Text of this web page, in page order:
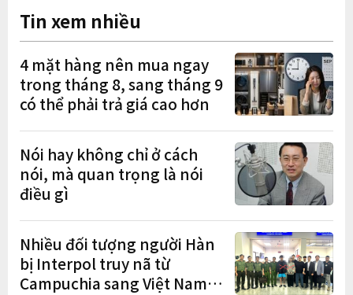
Tin xem nhiều
4 mặt hàng nên mua ngay
trong tháng 8, sang tháng 9
có thể phải trả giá cao hơn
Nói hay không chỉ ở cách
nói, mà quan trọng là nói
điều gì
Nhiều đối tượng người Hàn
bị Interpol truy nã từ
Campuchia sang Việt Nam